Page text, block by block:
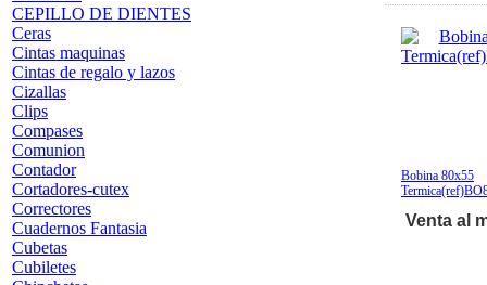
CEPILLO DE DIENTES
Ceras
Cintas maquinas
Cintas de regalo y lazos
Cizallas
Clips
Compases
Comunion
Contador
Cortadores-cutex
Correctores
Cuadernos Fantasia
Cubetas
Cubiletes
Bobina 80x55
Venta al